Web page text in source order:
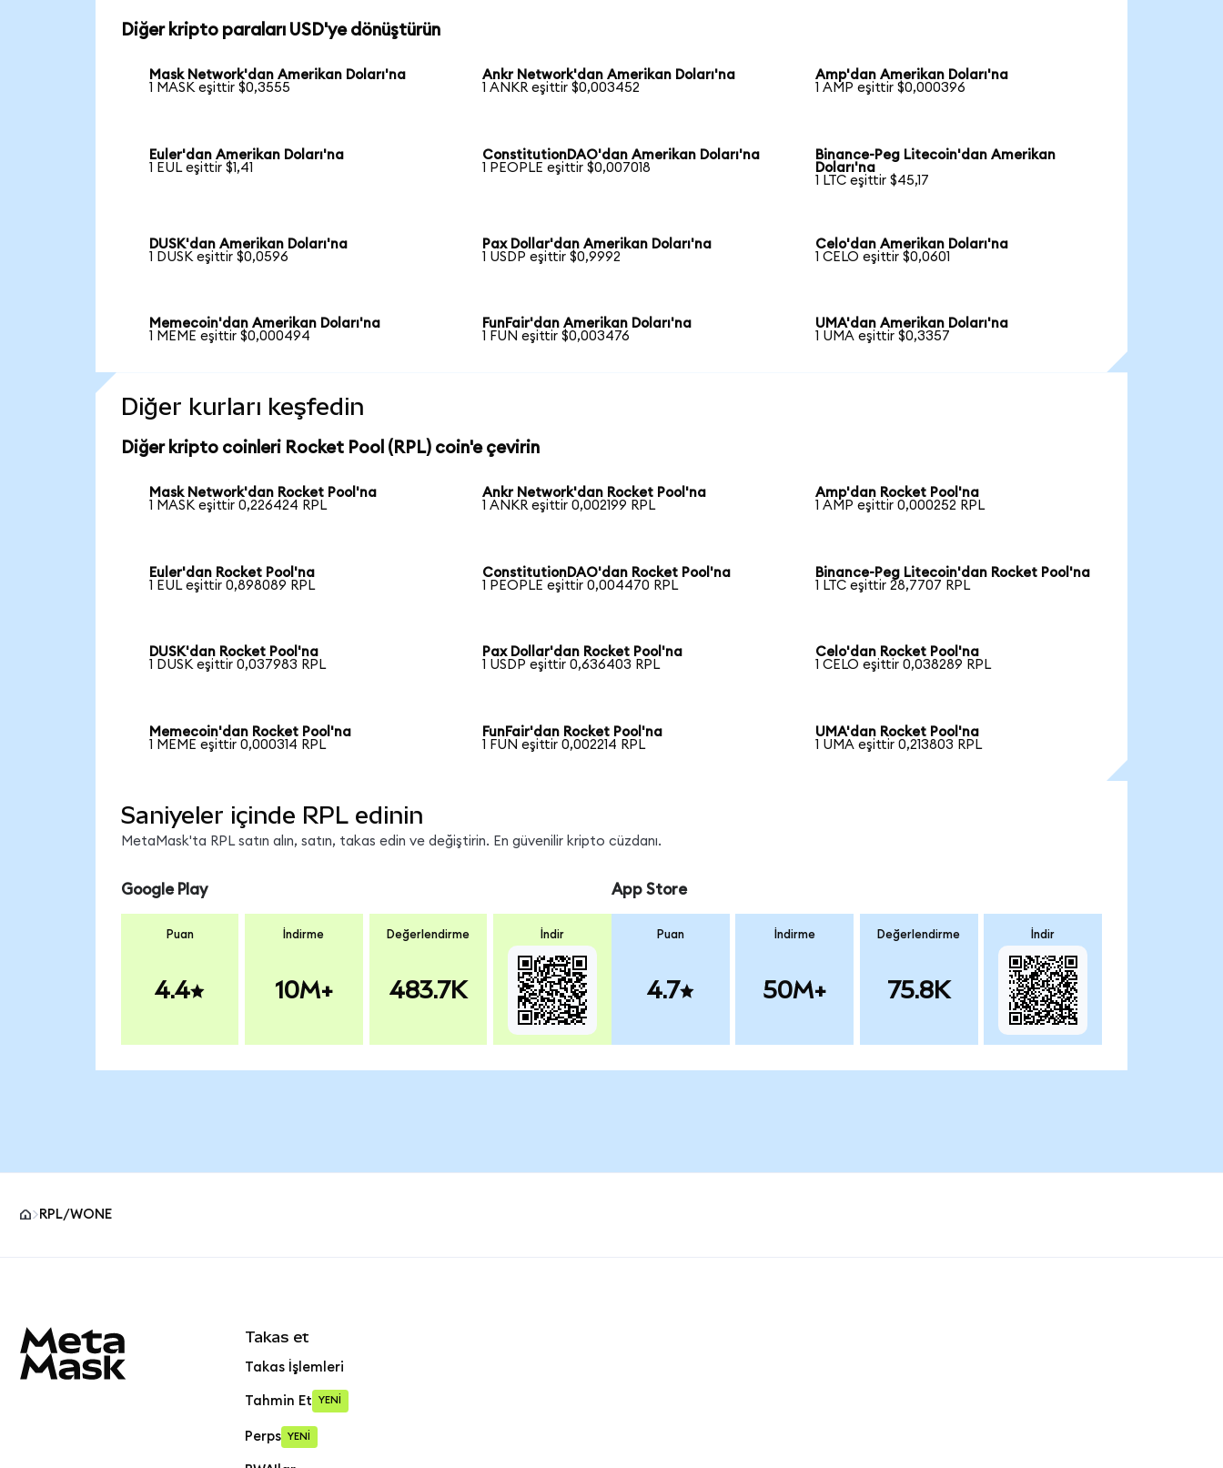
Diğer kripto paraları USD'ye dönüştürün
Mask Network'dan Amerikan Doları'na
1 MASK eşittir $0,3555
Ankr Network'dan Amerikan Doları'na
1 ANKR eşittir $0,003452
Amp'dan Amerikan Doları'na
1 AMP eşittir $0,000396
Euler'dan Amerikan Doları'na
1 EUL eşittir $1,41
ConstitutionDAO'dan Amerikan Doları'na
1 PEOPLE eşittir $0,007018
Binance-Peg Litecoin'dan Amerikan
Doları'na
1 LTC eşittir $45,17
DUSK'dan Amerikan Doları'na
1 DUSK eşittir $0,0596
Pax Dollar'dan Amerikan Doları'na
1 USDP eşittir $0,9992
Celo'dan Amerikan Doları'na
1 CELO eşittir $0,0601
Memecoin'dan Amerikan Doları'na
1 MEME eşittir $0,000494
FunFair'dan Amerikan Doları'na
1 FUN eşittir $0,003476
UMA'dan Amerikan Doları'na
1 UMA eşittir $0,3357
Diğer kurları keşfedin
Diğer kripto coinleri Rocket Pool (RPL) coin'e çevirin
Mask Network'dan Rocket Pool'na
1 MASK eşittir 0,226424 RPL
Ankr Network'dan Rocket Pool'na
1 ANKR eşittir 0,002199 RPL
Amp'dan Rocket Pool'na
1 AMP eşittir 0,000252 RPL
Euler'dan Rocket Pool'na
1 EUL eşittir 0,898089 RPL
ConstitutionDAO'dan Rocket Pool'na
1 PEOPLE eşittir 0,004470 RPL
Binance-Peg Litecoin'dan Rocket Pool'na
1 LTC eşittir 28,7707 RPL
DUSK'dan Rocket Pool'na
1 DUSK eşittir 0,037983 RPL
Pax Dollar'dan Rocket Pool'na
1 USDP eşittir 0,636403 RPL
Celo'dan Rocket Pool'na
1 CELO eşittir 0,038289 RPL
Memecoin'dan Rocket Pool'na
1 MEME eşittir 0,000314 RPL
FunFair'dan Rocket Pool'na
1 FUN eşittir 0,002214 RPL
UMA'dan Rocket Pool'na
1 UMA eşittir 0,213803 RPL
Saniyeler içinde RPL edinin
MetaMask'ta RPL satın alın, satın, takas edin ve değiştirin. En güvenilir kripto cüzdanı.
Google Play
Puan
4.4
İndirme
10M+
Değerlendirme
483.7K
İndir
App Store
Puan
4.7
İndirme
50M+
Değerlendirme
75.8K
İndir
RPL/WONE
Takas et
Takas İşlemleri
Tahmin Et YENİ
Perps YENİ